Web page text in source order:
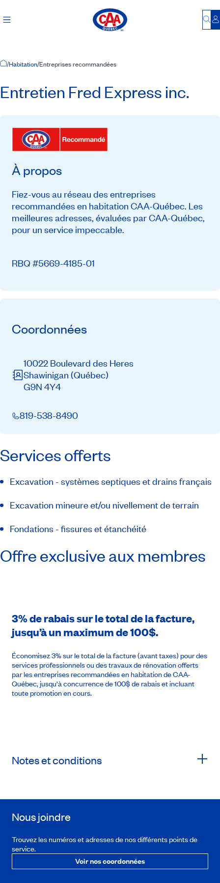
Accueil
/Habitation/Entreprises recommandées
Entretien Fred Express inc.
À propos
Fiez-vous au réseau des entreprises
recommandées en habitation CAA-Québec. Les
meilleures adresses, évaluées par CAA-Québec,
pour un service impeccable.
RBQ #5669-4185-01
Coordonnées
10022 Boulevard des Heres
Shawinigan (Québec)
G9N 4Y4
819-538-8490
Services offerts
Excavation - systèmes septiques et drains français
Excavation mineure et/ou nivellement de terrain
Fondations - fissures et étanchéité
Offre exclusive aux membres
3% de rabais sur le total de la facture,
jusqu’à un maximum de 100$.
Économisez 3% sur le total de la facture (avant taxes) pour des
services professionnels ou des travaux de rénovation offerts
par les entreprises recommandées en habitation de CAA-
Québec, jusqu'à concurrence de 100$ de rabais et incluant
toute promotion en cours.
Notes et conditions
Nous joindre
Trouvez les numéros et adresses de nos différents points de
service.
Voir nos coordonnées